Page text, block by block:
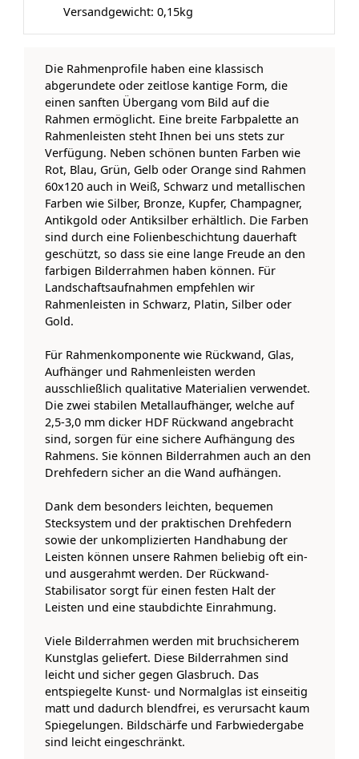
Versandgewicht: 0,15kg
Die Rahmenprofile haben eine klassisch
abgerundete oder zeitlose kantige Form, die
einen sanften Übergang vom Bild auf die
Rahmen ermöglicht. Eine breite Farbpalette an
Rahmenleisten steht Ihnen bei uns stets zur
Verfügung. Neben schönen bunten Farben wie
Rot, Blau, Grün, Gelb oder Orange sind Rahmen
60x120 auch in Weiß, Schwarz und metallischen
Farben wie Silber, Bronze, Kupfer, Champagner,
Antikgold oder Antiksilber erhältlich. Die Farben
sind durch eine Folienbeschichtung dauerhaft
geschützt, so dass sie eine lange Freude an den
farbigen Bilderrahmen haben können. Für
Landschaftsaufnahmen empfehlen wir
Rahmenleisten in Schwarz, Platin, Silber oder
Gold.
Für Rahmenkomponente wie Rückwand, Glas,
Aufhänger und Rahmenleisten werden
ausschließlich qualitative Materialien verwendet.
Die zwei stabilen Metallaufhänger, welche auf
2,5-3,0 mm dicker HDF Rückwand angebracht
sind, sorgen für eine sichere Aufhängung des
Rahmens. Sie können Bilderrahmen auch an den
Drehfedern sicher an die Wand aufhängen.
Dank dem besonders leichten, bequemen
Stecksystem und der praktischen Drehfedern
sowie der unkomplizierten Handhabung der
Leisten können unsere Rahmen beliebig oft ein-
und ausgerahmt werden. Der Rückwand-
Stabilisator sorgt für einen festen Halt der
Leisten und eine staubdichte Einrahmung.
Viele Bilderrahmen werden mit bruchsicherem
Kunstglas geliefert. Diese Bilderrahmen sind
leicht und sicher gegen Glasbruch. Das
entspiegelte Kunst- und Normalglas ist einseitig
matt und dadurch blendfrei, es verursacht kaum
Spiegelungen. Bildschärfe und Farbwiedergabe
sind leicht eingeschränkt.